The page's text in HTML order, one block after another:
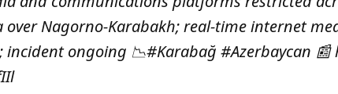
over Nagorno-Karabakh; real-time internet
incident ongoing 📉#Karabağ #Azerbaycan 📰